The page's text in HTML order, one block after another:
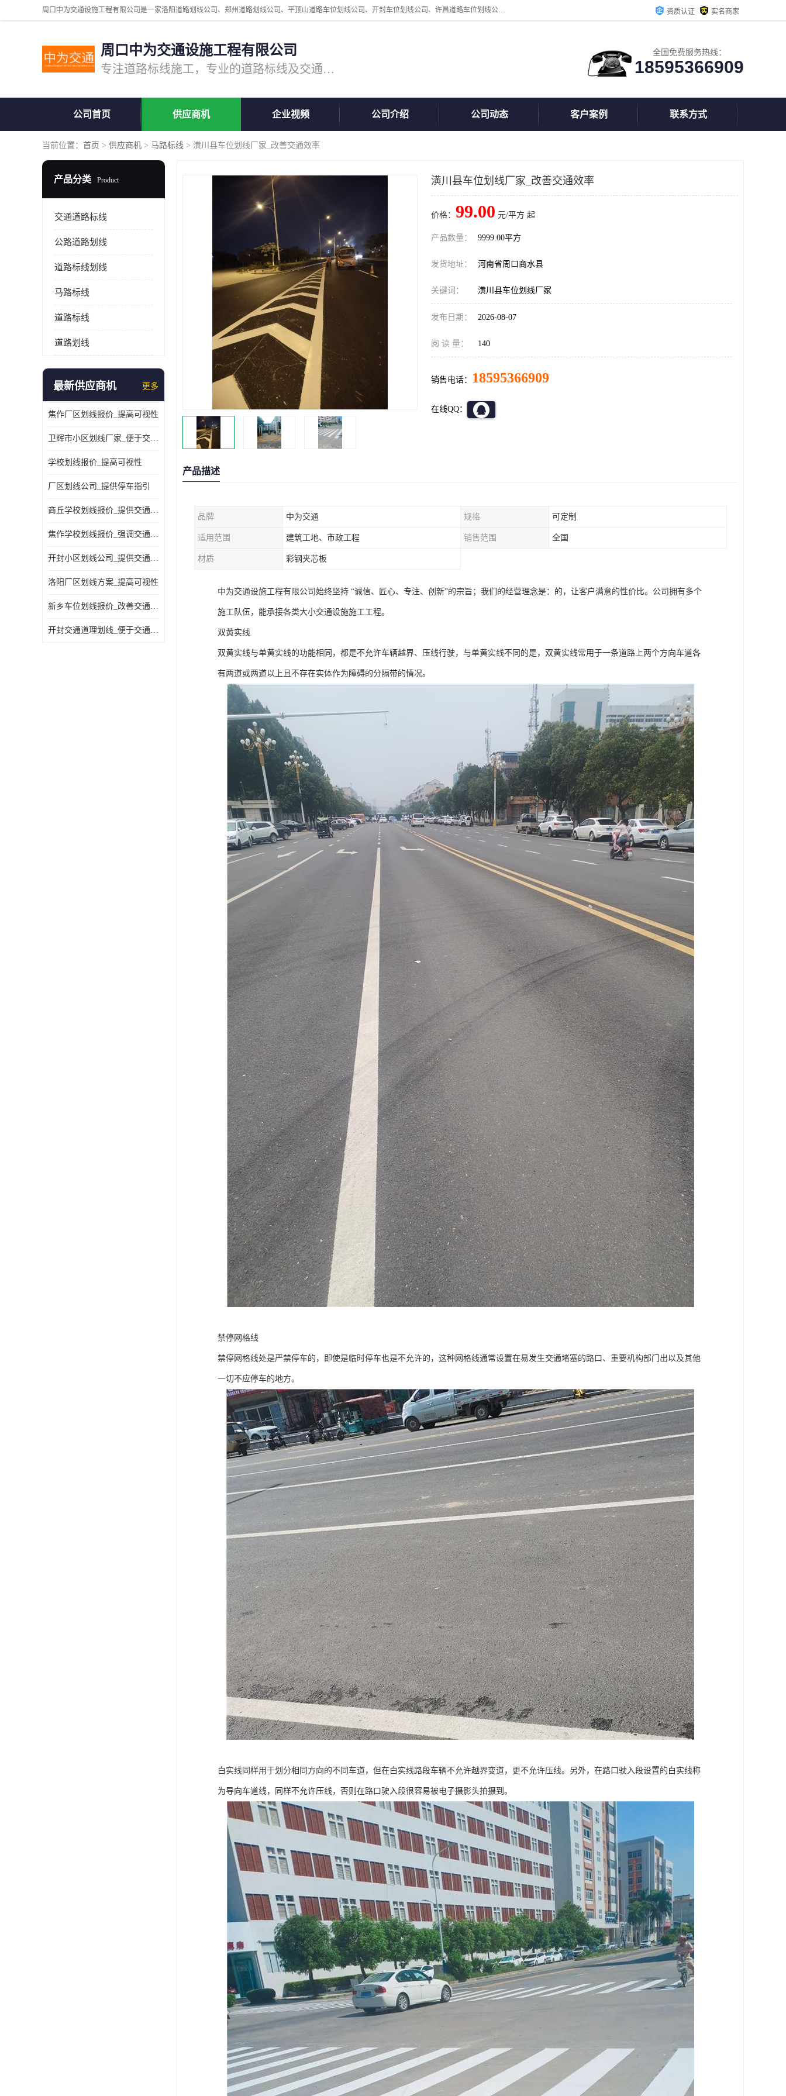
周口中为交通设施工程有限公司是一家洛阳道路划线公司、郑州道路划线公司、平顶山道路车位划线公司、开封车位划线公司、许昌道路车位划线公司、漯河道路车位划线公司，公司始终坚持“诚信、匠心、专注”的宗旨；我们的经营理念是：的服务。 资质认证 实名商家
周口中为交通设施工程有限公司
专注道路标线施工，专业的道路标线及交通设施施工服务商!
全国免费服务热线：
18595366909
公司首页 供应商机 企业视频 公司介绍 公司动态 客户案例 联系方式
当前位置： 首页 > 供应商机 > 马路标线 > 潢川县车位划线厂家_改善交通效率
产品分类 Product
交通道路标线
公路道路划线
道路标线划线
马路标线
道路标线
道路划线
最新供应商机 更多
焦作厂区划线报价_提高可视性
卫辉市小区划线厂家_便于交通管理
学校划线报价_提高可视性
厂区划线公司_提供停车指引
商丘学校划线报价_提供交通信息
焦作学校划线报价_强调交通规则
开封小区划线公司_提供交通信息
洛阳厂区划线方案_提高可视性
新乡车位划线报价_改善交通效率
开封交通道理划线_便于交通管理
潢川县车位划线厂家_改善交通效率
价格： 99.00 元/平方 起
产品数量： 9999.00平方
发货地址： 河南省周口商水县
关键词： 潢川县车位划线厂家
发布日期： 2026-08-07
阅 读 量： 140
销售电话： 18595366909
在线QQ：
产品描述
品牌 中为交通 规格 可定制
适用范围 建筑工地、市政工程 销售范围 全国
材质 彩钢夹芯板
中为交通设施工程有限公司始终坚持 “诚信、匠心、专注、创新”的宗旨；我们的经营理念是：的，让客户满意的性价比。公司拥有多个
施工队伍，能承接各类大小交通设施施工工程。
双黄实线
双黄实线与单黄实线的功能相同，都是不允许车辆越界、压线行驶，与单黄实线不同的是，双黄实线常用于一条道路上两个方向车道各
有两道或两道以上且不存在实体作为障碍的分隔带的情况。
禁停网格线
禁停网格线处是严禁停车的，即使是临时停车也是不允许的，这种网格线通常设置在易发生交通堵塞的路口、重要机构部门出以及其他
一切不应停车的地方。
白实线同样用于划分相同方向的不同车道，但在白实线路段车辆不允许越界变道，更不允许压线。另外，在路口驶入段设置的白实线称
为导向车道线，同样不允许压线，否则在路口驶入段很容易被电子摄影头拍摄到。